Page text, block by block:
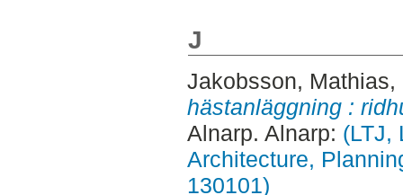
J
Jakobsson, Mathias,
hästanläggning :
Alnarp. Alnarp: (LTJ,
Architecture,
130101)